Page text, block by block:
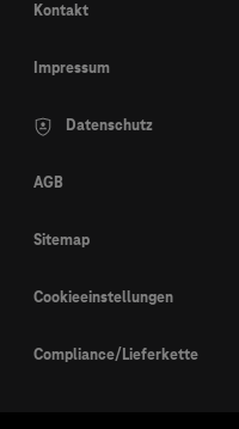
Kontakt
Impressum
Datenschutz
AGB
Sitemap
Cookieeinstellungen
Compliance/Lieferkette